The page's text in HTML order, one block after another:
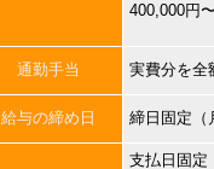
400,000円
通勤手当 実費分を全
給与の締め日 締日固定（
支払日固定